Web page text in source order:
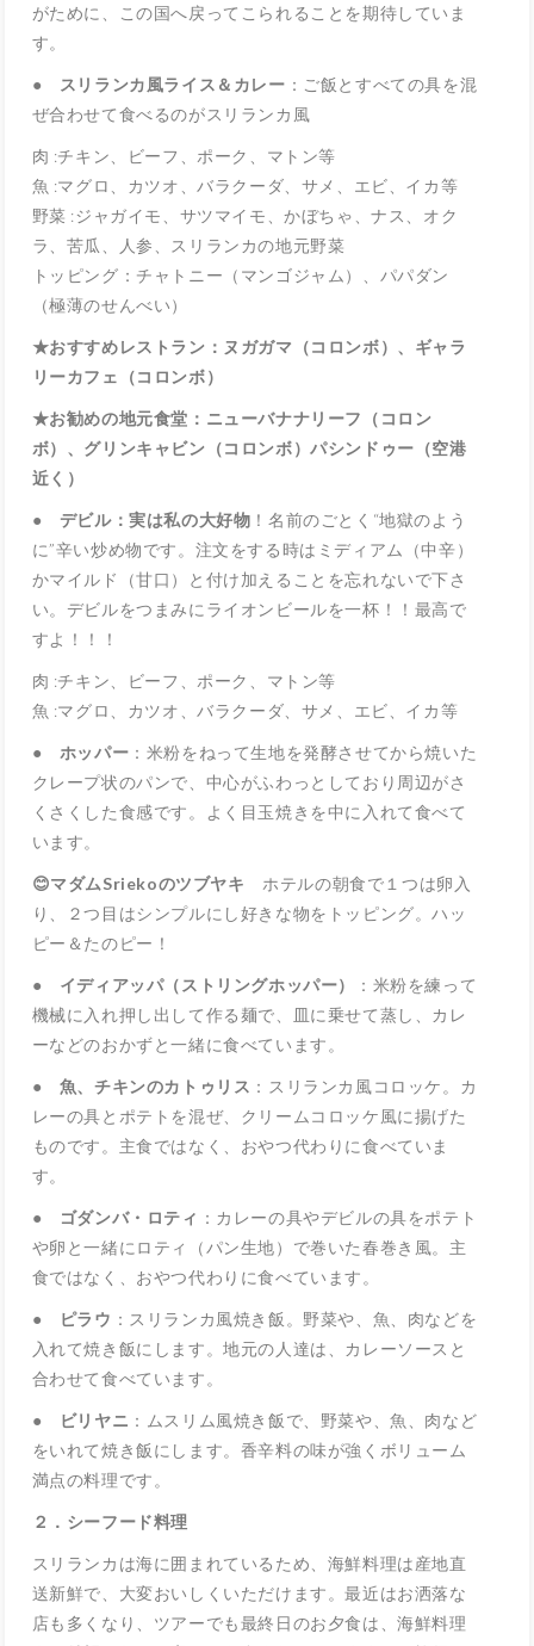
がために、この国へ戻ってこられることを期待していま
す。
● スリランカ風ライス＆カレー ：ご飯とすべての具を混
ぜ合わせて食べるのがスリランカ風
肉 :チキン、ビーフ、ポーク、マトン等
魚 :マグロ、カツオ、バラクーダ、サメ、エビ、イカ等
野菜 :ジャガイモ、サツマイモ、かぼちゃ、ナス、オク
ラ、苦瓜、人参、スリランカの地元野菜
トッピング：チャトニー（マンゴジャム）、パパダン
（極薄のせんべい）
★おすすめレストラン：ヌガガマ（コロンボ）、ギャラ
リーカフェ（コロンボ）
★お勧めの地元食堂：ニューバナナリーフ（コロン
ボ）、グリンキャビン（コロンボ）パシンドゥー（空港
近く）
● デビル：実は私の大好物 ！名前のごとく“地獄のよう
に”辛い炒め物です。注文をする時はミディアム（中辛）
かマイルド（甘口）と付け加えることを忘れないで下さ
い。デビルをつまみにライオンビールを一杯！！最高で
すよ！！！
肉 :チキン、ビーフ、ポーク、マトン等
魚 :マグロ、カツオ、バラクーダ、サメ、エビ、イカ等
● ホッパー ：米粉をねって生地を発酵させてから焼いた
クレープ状のパンで、中心がふわっとしており周辺がさ
くさくした食感です。よく目玉焼きを中に入れて食べて
います。
😊マダムSriekoのツブヤキ ホテルの朝食で１つは卵入
り、２つ目はシンプルにし好きな物をトッピング。ハッ
ピー＆たのピー！
● イディアッパ（ストリングホッパー）
：米粉を練って
機械に入れ押し出して作る麺で、皿に乗せて蒸し、カレ
ーなどのおかずと一緒に食べています。
● 魚、チキンのカトゥリス ：スリランカ風コロッケ。カ
レーの具とポテトを混ぜ、クリームコロッケ風に揚げた
ものです。主食ではなく、おやつ代わりに食べていま
す。
● ゴダンバ・ロティ ：カレーの具やデビルの具をポテト
や卵と一緒にロティ（パン生地）で巻いた春巻き風。主
食ではなく、おやつ代わりに食べています。
● ピラウ ：スリランカ風焼き飯。野菜や、魚、肉などを
入れて焼き飯にします。地元の人達は、カレーソースと
合わせて食べています。
● ビリヤニ ：ムスリム風焼き飯で、野菜や、魚、肉など
をいれて焼き飯にします。香辛料の味が強くボリューム
満点の料理です。
２．シーフード料理
スリランカは海に囲まれているため、海鮮料理は産地直
送新鮮で、大変おいしくいただけます。最近はお洒落な
店も多くなり、ツアーでも最終日のお夕食は、海鮮料理